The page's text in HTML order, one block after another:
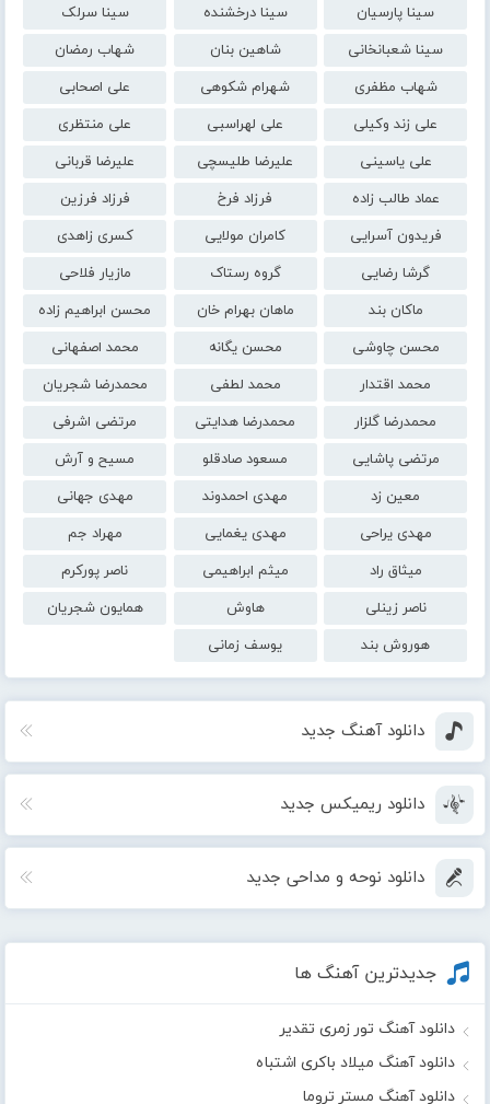
سینا پارسیان
سینا درخشنده
سینا سرلک
سینا شعبانخانی
شاهین بنان
شهاب رمضان
شهاب مظفری
شهرام شکوهی
علی اصحابی
علی زند وکیلی
علی لهراسبی
علی منتظری
علی یاسینی
علیرضا طلیسچی
علیرضا قربانی
عماد طالب زاده
فرزاد فرخ
فرزاد فرزین
فریدون آسرایی
کامران مولایی
کسری زاهدی
گرشا رضایی
گروه رستاک
مازیار فلاحی
ماکان بند
ماهان بهرام خان
محسن ابراهیم زاده
محسن چاوشی
محسن یگانه
محمد اصفهانی
محمد اقتدار
محمد لطفی
محمدرضا شجریان
محمدرضا گلزار
محمدرضا هدایتی
مرتضی اشرفی
مرتضی پاشایی
مسعود صادقلو
مسیح و آرش
معین زد
مهدی احمدوند
مهدی جهانی
مهدی یراحی
مهدی یغمایی
مهراد جم
میثاق راد
میثم ابراهیمی
ناصر پورکرم
ناصر زینلی
هاوش
همایون شجریان
هوروش بند
یوسف زمانی
دانلود آهنگ جدید
دانلود ریمیکس جدید
دانلود نوحه و مداحی جدید
جدیدترین آهنگ ها
دانلود آهنگ تور زمری تقدیر
دانلود آهنگ میلاد باکری اشتباه
دانلود آهنگ مستر تروما